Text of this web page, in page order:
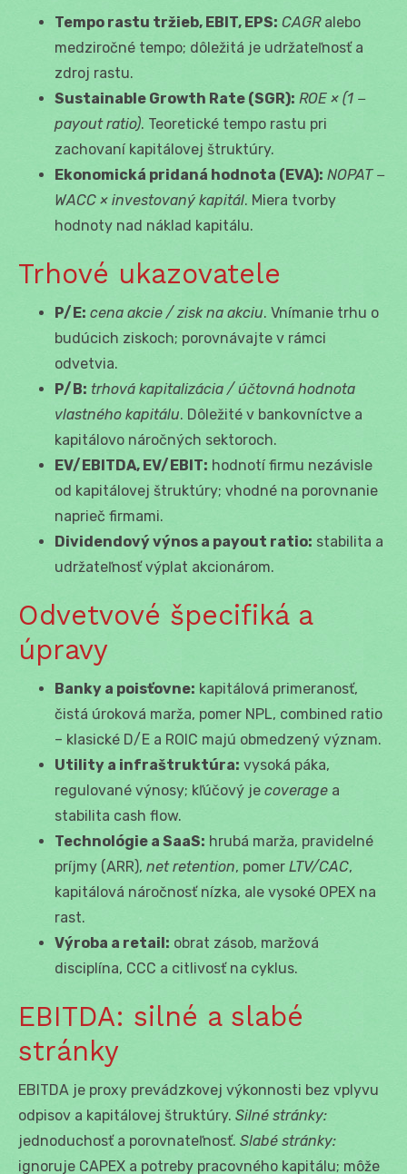
Tempo rastu tržieb, EBIT, EPS: CAGRalebo
medziročné tempo; dôležitá je udržateľnosť a
zdroj rastu.
Sustainable Growth Rate (SGR): ROE × (1 −
payout ratio). Teoretické tempo rastu pri
zachovaní kapitálovej štruktúry.
Ekonomická pridaná hodnota (EVA): NOPAT −
WACC × investovaný kapitál. Miera tvorby
hodnoty nad náklad kapitálu.
Trhové ukazovatele
P/E: cena akcie / zisk na akciu. Vnímanie trhu o
budúcich ziskoch; porovnávajte v rámci
odvetvia.
P/B: trhová kapitalizácia / účtovná hodnota
vlastného kapitálu. Dôležité v bankovníctve a
kapitálovo náročných sektoroch.
EV/EBITDA, EV/EBIT: hodnotí firmu nezávisle
od kapitálovej štruktúry; vhodné na porovnanie
naprieč firmami.
Dividendový výnos a payout ratio: stabilita a
udržateľnosť výplat akcionárom.
Odvetvové špecifiká a
úpravy
Banky a poisťovne: kapitálová primeranosť,
čistá úroková marža, pomer NPL, combined ratio
– klasické D/E a ROIC majú obmedzený význam.
Utility a infraštruktúra: vysoká páka,
regulované výnosy; kľúčový je coverage a
stabilita cash flow.
Technológie a SaaS: hrubá marža, pravidelné
príjmy (ARR), net retention, pomer LTV/CAC,
kapitálová náročnosť nízka, ale vysoké OPEX na
rast.
Výroba a retail: obrat zásob, maržová
disciplína, CCC a citlivosť na cyklus.
EBITDA: silné a slabé
stránky
EBITDA je proxy prevádzkovej výkonnosti bez vplyvu
odpisov a kapitálovej štruktúry. Silné stránky:
jednoduchosť a porovnateľnosť. Slabé stránky:
ignoruje CAPEX a potreby pracovného kapitálu; môže